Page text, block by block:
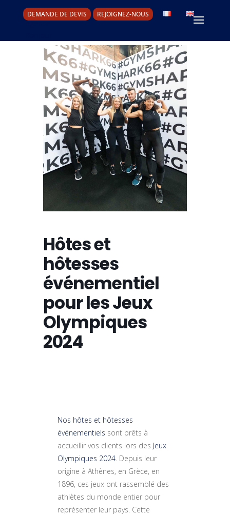
DEMANDE DE DEVIS REJOIGNEZ-NOUS
Hôtes et
hôtesses
événementiel
pour les Jeux
Olympiques
2024
Nos hôtes et hôtesses
événementiels sont prêts à
accueillir vos clients lors des Jeux
Olympiques 2024. Depuis leur
origine à Athènes, en Grèce, en
1896, ces jeux ont rassemblé des
athlètes du monde entier pour
représenter leur pays. Cette